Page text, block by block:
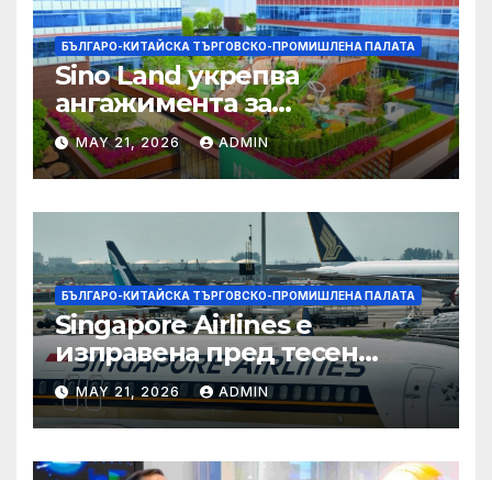
БЪЛГАРО-КИТАЙСКА ТЪРГОВСКО-ПРОМИШЛЕНА ПАЛАТА
Sino Land укрепва
ангажимента за
устойчивост с глобално
признание
MAY 21, 2026 ADMIN
БЪЛГАРО-КИТАЙСКА ТЪРГОВСКО-ПРОМИШЛЕНА ПАЛАТА
Singapore Airlines е
изправена пред тесен
прозорец за спечелване на
пазарен дял от
конкурентите си от
Персийския залив
MAY 21, 2026 ADMIN